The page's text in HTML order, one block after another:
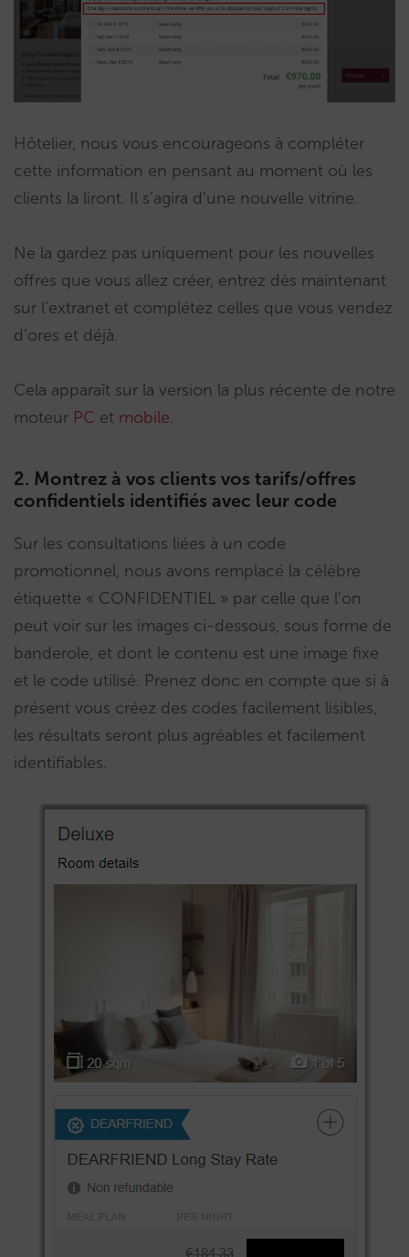
Hôtelier, nous vous encourageons à compléter
cette information en pensant au moment où les
clients la liront. Il s’agira d’une nouvelle vitrine.
Ne la gardez pas uniquement pour les nouvelles
offres que vous allez créer, entrez dès maintenant
sur l’extranet et complétez celles que vous vendez
d’ores et déjà.
Cela apparaît sur la version la plus récente de notre
moteur PC et mobile.
2. Montrez à vos clients vos tarifs/offres
confidentiels identifiés avec leur code
Sur les consultations liées à un code
promotionnel, nous avons remplacé la célèbre
étiquette « CONFIDENTIEL » par celle que l’on
peut voir sur les images ci-dessous, sous forme de
banderole, et dont le contenu est une image fixe
et le code utilisé. Prenez donc en compte que si à
présent vous créez des codes facilement lisibles,
les résultats seront plus agréables et facilement
identifiables.